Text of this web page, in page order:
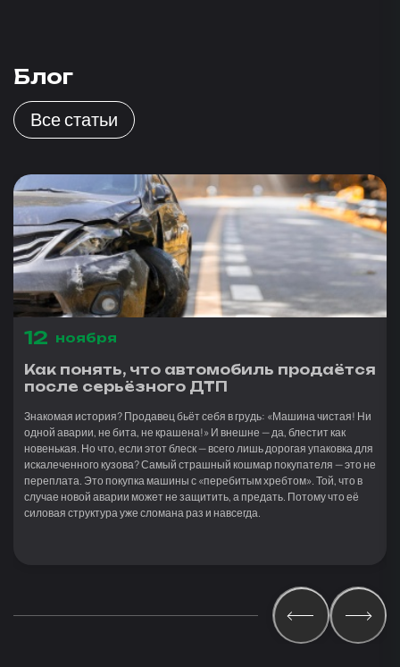
Блог
Все статьи
12 ноября
Как понять, что автомобиль продаётся
после серьёзного ДТП
Знакомая история? Продавец бьёт себя в грудь: «Машина чистая! Ни
одной аварии, не бита, не крашена!» И внешне — да, блестит как
новенькая. Но что, если этот блеск — всего лишь дорогая упаковка для
искалеченного кузова? Самый страшный кошмар покупателя — это не
переплата. Это покупка машины с «перебитым хребтом». Той, что в
случае новой аварии может не защитить, а предать. Потому что её
силовая структура уже сломана раз и навсегда.